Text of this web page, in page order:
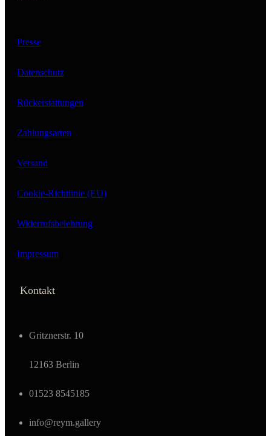
Presse
Datenschutz
Rückerstattungen
Zahlungsarten
Versand
Cookie-Richtlinie (EU)
Widerrufsbelehrung
Impressum
Kontakt
Gritznerstr. 10
12163 Berlin
01523 8545185
info@reym.gallery